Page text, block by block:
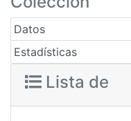
Datos
Estadísticas
Lista de